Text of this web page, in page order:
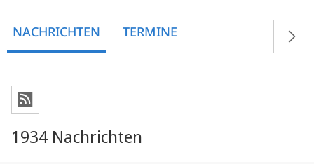
NACHRICHTEN TERMINE
1934 Nachrichten